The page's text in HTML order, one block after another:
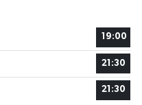
19:00
21:30
21:30